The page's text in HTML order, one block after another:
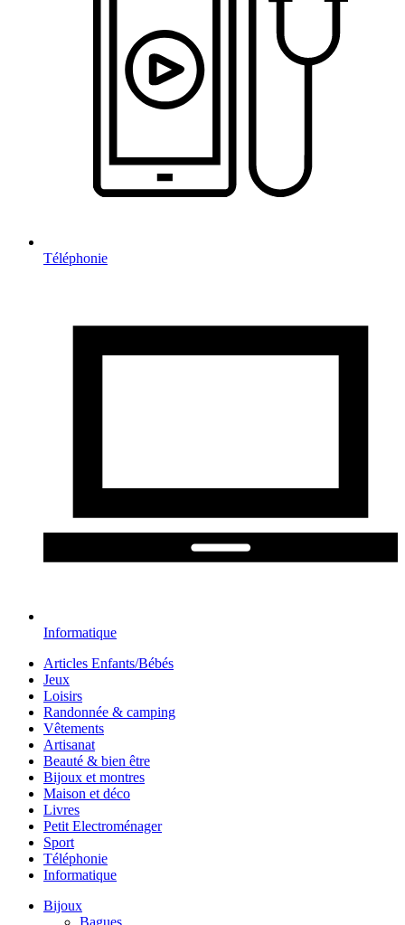
Téléphonie
Informatique
Articles Enfants/Bébés
Jeux
Loisirs
Randonnée & camping
Vêtements
Artisanat
Beauté & bien être
Bijoux et montres
Maison et déco
Livres
Petit Electroménager
Sport
Téléphonie
Informatique
Bijoux
Bagues